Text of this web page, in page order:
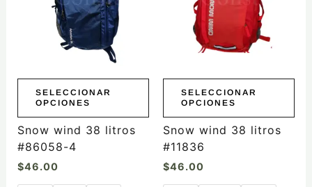
SELECCIONAR
OPCIONES
variantes.
opciones
pueden
elegir
la
página
de
producto
Snow wind 38 litros
#86058-4
$46.00
SELECCIONAR
OPCIONES
variantes.
opciones
pueden
elegir
la
página
de
producto
Snow wind 38 litros
#11836
$46.00